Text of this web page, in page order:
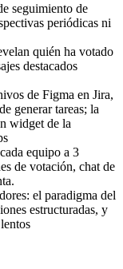
seguimiento de
periódicas ni
quién ha votado
destacados
de Figma en Jira,
generar tareas; la
widget de la
equipo a 3
de votación, chat de
el paradigma del
estructuradas, y